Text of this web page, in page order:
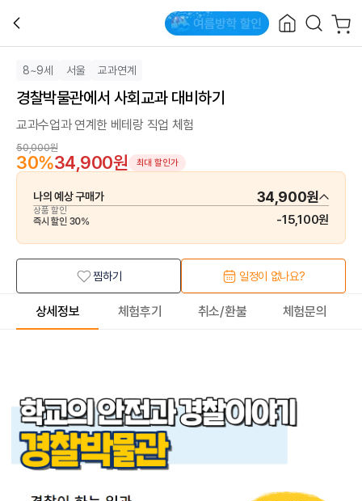
8~9세 서울 교과연계
경찰박물관에서 사회교과 대비하기
교과수업과 연계한 베테랑 직업 체험
50,000원
30%34,900원 최대 할인가
나의 예상 구매가 34,900원
상품 할인
즉시 할인 30% -15,100원
찜하기 일정이 없나요?
상세정보 체험후기 취소/환불 체험문의